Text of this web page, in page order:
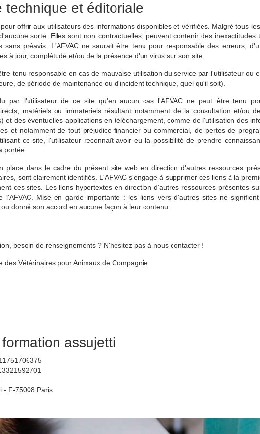
technique et éditoriale
offrir aux utilisateurs des informations disponibles et vérifiées. Malgré tous
sorte. Elles sont non contractuelles, peuvent contenir des inexactitudes
sans préavis. L'AFVAC ne saurait être tenu pour responsable des erreurs,
à jour, complétude et/ou de la présence d'un virus sur son site.
tenu responsable en cas de mauvaise utilisation du service par l'utilisateur ou
de période de maintenance ou d'incident technique, quel qu'il soit).
par l'utilisateur de ce site qu'en aucun cas l'AFVAC ne peut être tenu
matériels ou immatériels résultant notamment de la consultation et/ou
et des éventuelles applications en téléchargement, comme de l'utilisation des
et notamment de tout préjudice financier ou commercial, de pertes de
ce site, l'utilisateur reconnaît avoir eu la possibilité de prendre
portée.
place dans le cadre du présent site web en direction d'autres ressources
sont clairement identifiés. L'AFVAC s'engage à supprimer ces liens à la
ces sites. Les liens hypertextes en direction d'autres ressources présentes
l'AFVAC. Mise en garde importante : les liens vers d'autres sites ne
donné son accord en aucune façon à leur contenu.
besoin de renseignements ? N'hésitez pas à nous contacter !
des Vétérinaires pour Animaux de Compagnie
assujetti
- F-75008 Paris